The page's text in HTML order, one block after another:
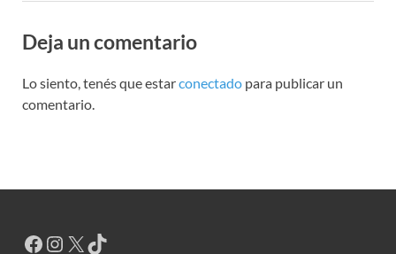
Deja un comentario
Lo siento, tenés que estarconectado para publicar un
comentario.